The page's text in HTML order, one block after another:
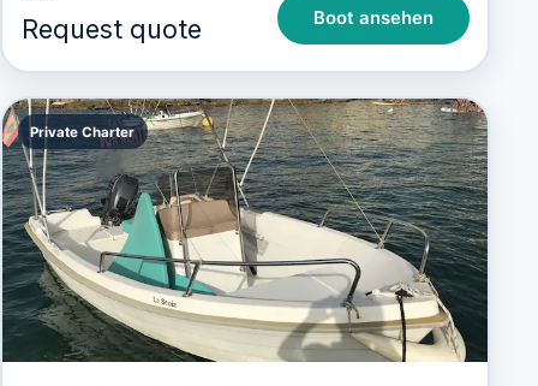
Request quote Boot ansehen
Private Charter